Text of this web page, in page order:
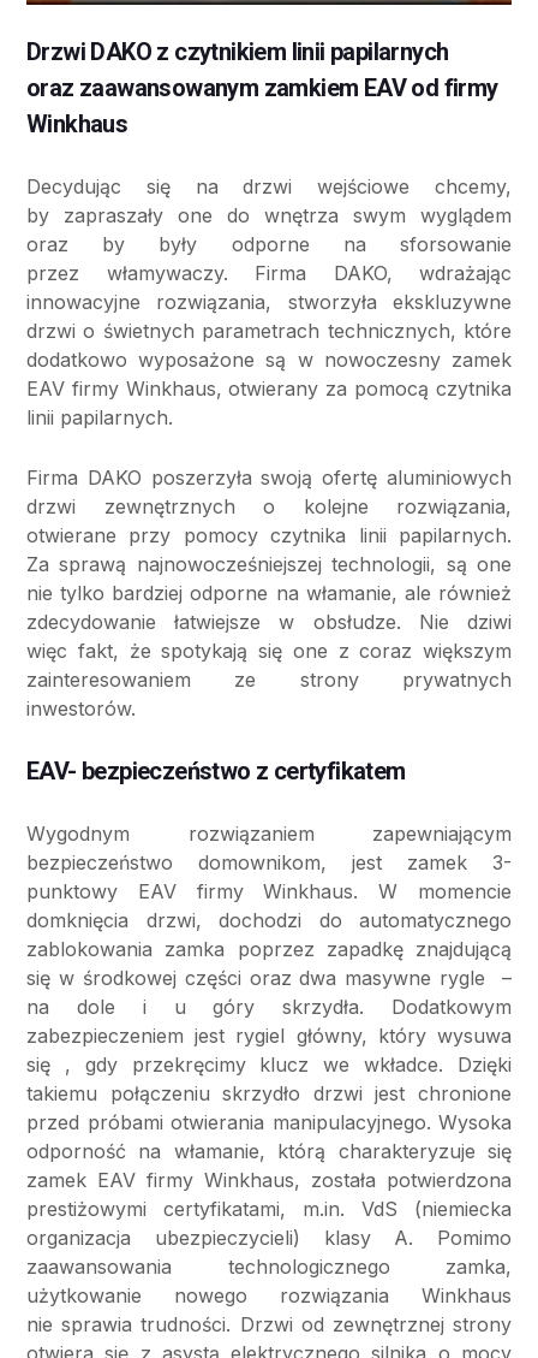
Drzwi DAKO z czytnikiem linii papilarnych
oraz zaawansowanym zamkiem EAV od firmy
Winkhaus
Decydując się na drzwi wejściowe chcemy,
by zapraszały one do wnętrza swym wyglądem
oraz by były odporne na sforsowanie
przez włamywaczy. Firma DAKO, wdrażając
innowacyjne rozwiązania, stworzyła ekskluzywne
drzwi o świetnych parametrach technicznych, które
dodatkowo wyposażone są w nowoczesny zamek
EAV firmy Winkhaus, otwierany za pomocą czytnika
linii papilarnych.
Firma DAKO poszerzyła swoją ofertę aluminiowych
drzwi zewnętrznych o kolejne rozwiązania,
otwierane przy pomocy czytnika linii papilarnych.
Za sprawą najnowocześniejszej technologii, są one
nie tylko bardziej odporne na włamanie, ale również
zdecydowanie łatwiejsze w obsłudze. Nie dziwi
więc fakt, że spotykają się one z coraz większym
zainteresowaniem ze strony prywatnych
inwestorów.
EAV- bezpieczeństwo z certyfikatem
Wygodnym rozwiązaniem zapewniającym
bezpieczeństwo domownikom, jest zamek 3-
punktowy EAV firmy Winkhaus. W momencie
domknięcia drzwi, dochodzi do automatycznego
zablokowania zamka poprzez zapadkę znajdującą
się w środkowej części oraz dwa masywne rygle –
na dole i u góry skrzydła. Dodatkowym
zabezpieczeniem jest rygiel główny, który wysuwa
się , gdy przekręcimy klucz we wkładce. Dzięki
takiemu połączeniu skrzydło drzwi jest chronione
przed próbami otwierania manipulacyjnego. Wysoka
odporność na włamanie, którą charakteryzuje się
zamek EAV firmy Winkhaus, została potwierdzona
prestiżowymi certyfikatami, m.in. VdS (niemiecka
organizacja ubezpieczycieli) klasy A. Pomimo
zaawansowania technologicznego zamka,
użytkowanie nowego rozwiązania Winkhaus
nie sprawia trudności. Drzwi od zewnętrznej strony
otwiera się z asystą elektrycznego silnika o mocy